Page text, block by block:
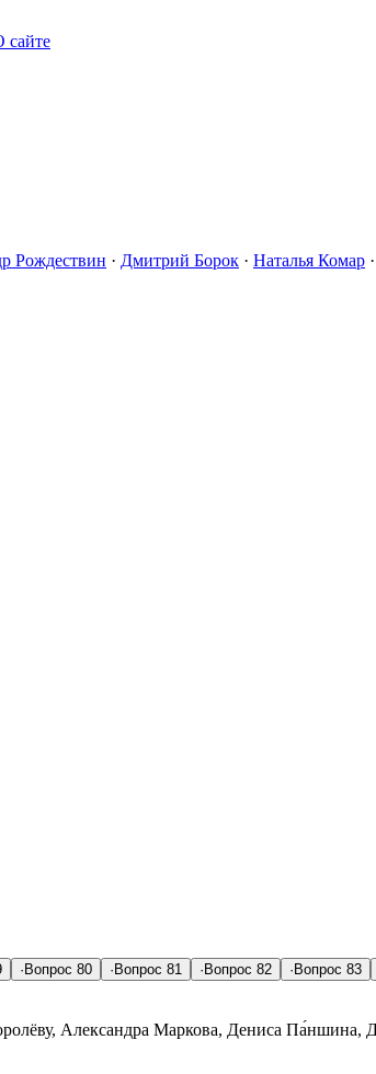
сайте
Рождествин · Дмитрий Борок · Наталья Комар ·
· Вопрос 80 · Вопрос 81 · Вопрос 82 · Вопрос 83
Александра Маркова, Дениса